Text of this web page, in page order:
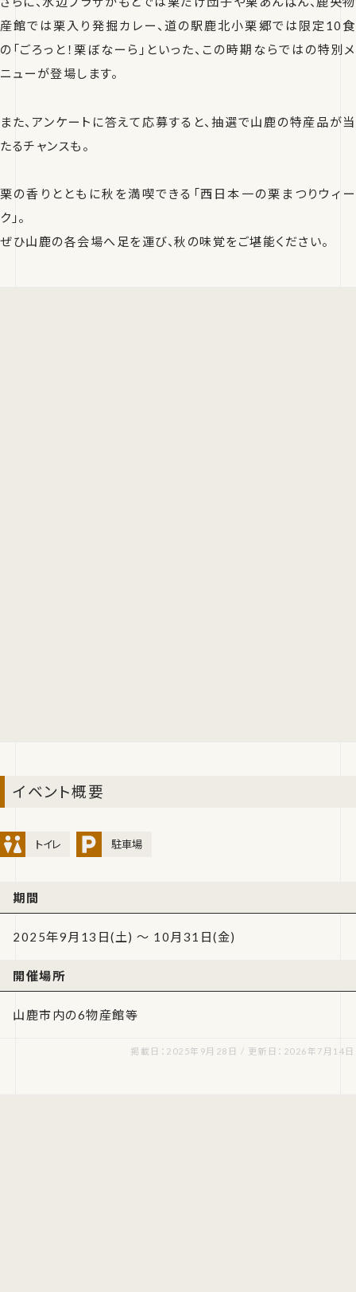
産館では栗入り発掘カレー、道の駅鹿北小栗郷では限定10食
の「ごろっと！栗ぼなーら」といった、この時期ならではの特別メ
ニューが登場します。
また、アンケートに答えて応募すると、抽選で山鹿の特産品が当
たるチャンスも。
栗の香りとともに秋を満喫できる「西日本一の栗まつりウィー
ク」。
ぜひ山鹿の各会場へ足を運び、秋の味覚をご堪能ください。
イベント概要
トイレ 駐車場
期間
2025年9月13日(土) ～ 10月31日(金)
開催場所
山鹿市内の6物産館等
掲載日：2025年9月28日 / 更新日：2026年7月14日